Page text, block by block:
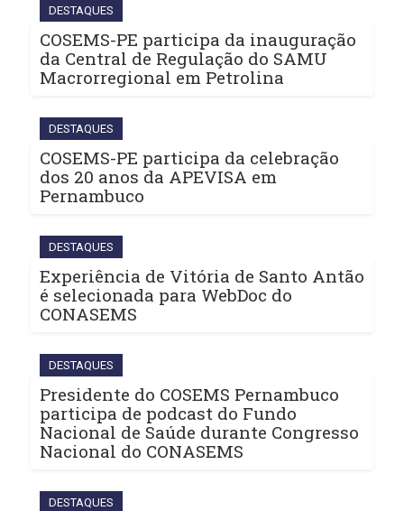
DESTAQUES
COSEMS-PE participa da inauguração
da Central de Regulação do SAMU
Macrorregional em Petrolina
DESTAQUES
COSEMS-PE participa da celebração
dos 20 anos da APEVISA em
Pernambuco
DESTAQUES
Experiência de Vitória de Santo Antão
é selecionada para WebDoc do
CONASEMS
DESTAQUES
Presidente do COSEMS Pernambuco
participa de podcast do Fundo
Nacional de Saúde durante Congresso
Nacional do CONASEMS
DESTAQUES